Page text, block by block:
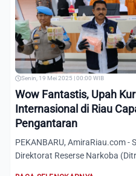
Senin, 19 Mei 2025 | 00:00 WIB
Wow Fantastis, Upah
Internasional di Riau
Pengantaran
PEKANBARU, AmiraRiau.com -
Direktorat Reserse Narkoba